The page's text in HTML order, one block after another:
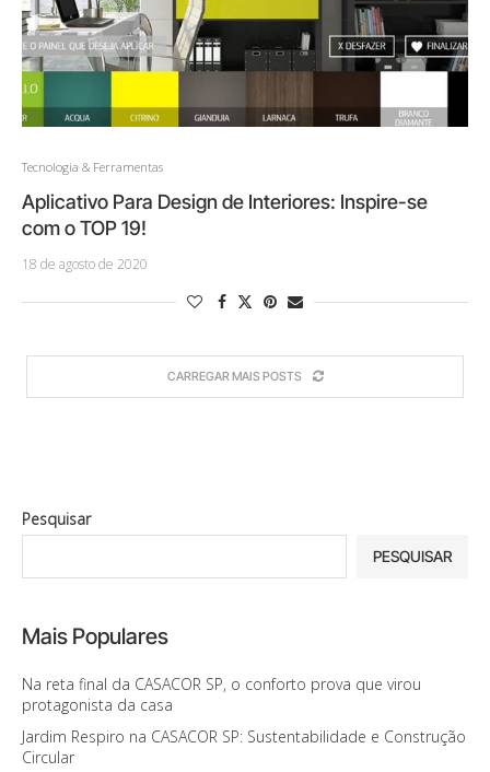
Tecnologia & Ferramentas
Aplicativo Para Design de Interiores: Inspire-se
com o TOP 19!
18 de agosto de 2020
CARREGAR MAIS POSTS
Pesquisar
PESQUISAR
Mais Populares
Na reta final da CASACOR SP, o conforto prova que virou
protagonista da casa
Jardim Respiro na CASACOR SP: Sustentabilidade e Construção
Circular